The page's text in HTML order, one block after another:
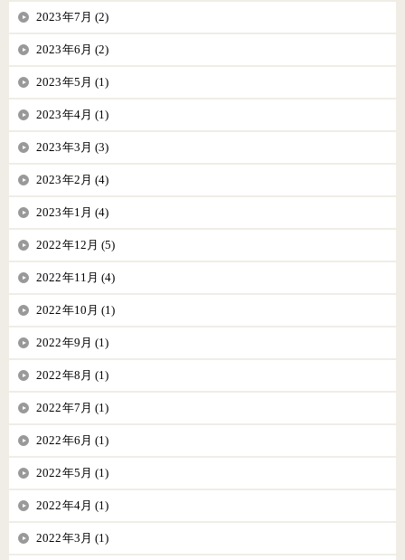
2023年7月 (2)
2023年6月 (2)
2023年5月 (1)
2023年4月 (1)
2023年3月 (3)
2023年2月 (4)
2023年1月 (4)
2022年12月 (5)
2022年11月 (4)
2022年10月 (1)
2022年9月 (1)
2022年8月 (1)
2022年7月 (1)
2022年6月 (1)
2022年5月 (1)
2022年4月 (1)
2022年3月 (1)